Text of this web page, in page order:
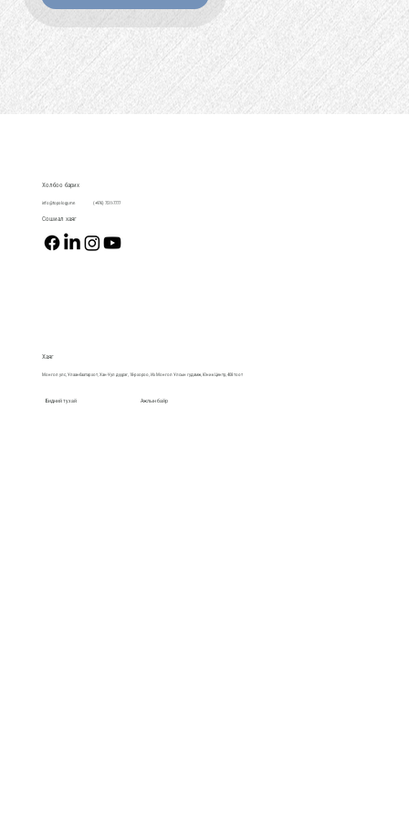
Бидний тухай Ажлын байр
Холбоо барих
info@topology.mn(+976) 7511-7777
Хаяг
Монгол улс, Улаанбаатар хот, Хан-Уул дүүрэг, 18-р хороо, Их Монгол Улсын гудамж, Юник Центр, 408 тоот
Сошиал хаяг